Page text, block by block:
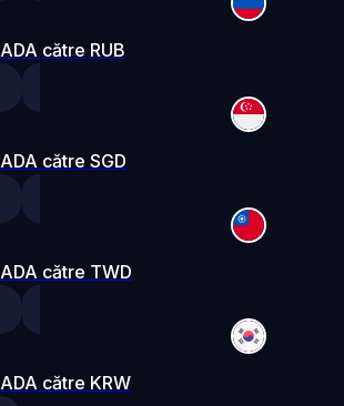
ADA către RUB
ADA către SGD
ADA către TWD
ADA către KRW